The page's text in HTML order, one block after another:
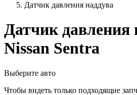
Датчик давления наддува
Датчик давления
Nissan Sentra
Выберите авто
Чтобы видеть только подходящие